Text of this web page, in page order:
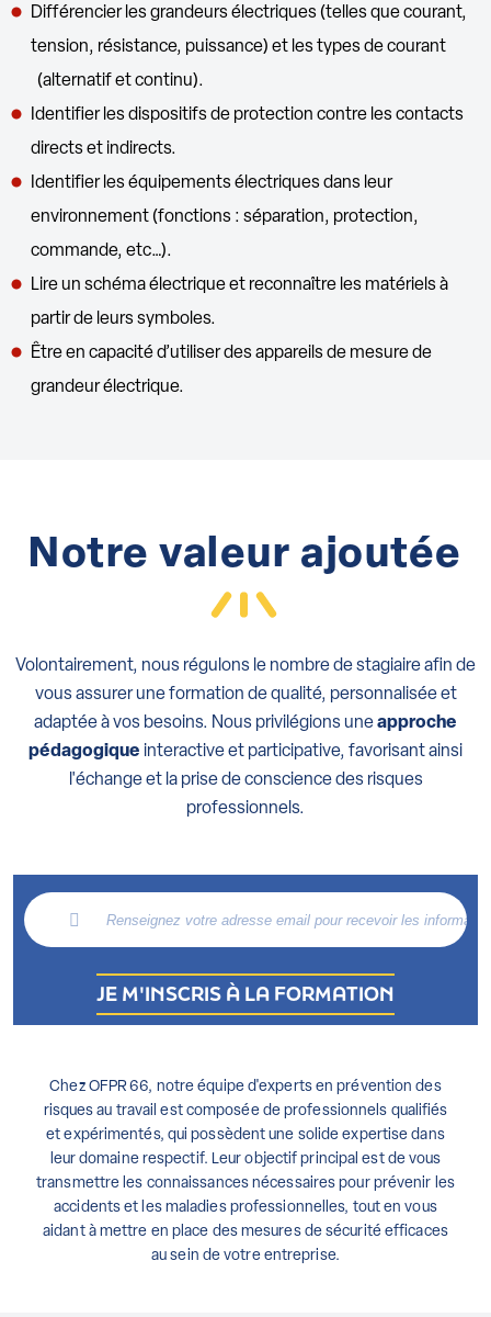
Différencier les grandeurs électriques (telles que courant,
tension, résistance, puissance) et les types de courant
(alternatif et continu).
Identifier les dispositifs de protection contre les contacts
directs et indirects.
Identifier les équipements électriques dans leur
environnement (fonctions : séparation, protection,
commande, etc…).
Lire un schéma électrique et reconnaître les matériels à
partir de leurs symboles.
Être en capacité d’utiliser des appareils de mesure de
grandeur électrique.
Notre valeur ajoutée
Volontairement, nous régulons le nombre de stagiaire afin de
vous assurer une formation de qualité, personnalisée et
adaptée à vos besoins. Nous privilégions uneapproche
pédagogique interactive et participative, favorisant ainsi
l'échange et la prise de conscience des risques
professionnels.
Chez OFPR 66, notre équipe d'experts en prévention des
risques au travail est composée de professionnels qualifiés
et expérimentés, qui possèdent une solide expertise dans
leur domaine respectif. Leur objectif principal est de vous
transmettre les connaissances nécessaires pour prévenir les
accidents et les maladies professionnelles, tout en vous
aidant à mettre en place des mesures de sécurité efficaces
au sein de votre entreprise.